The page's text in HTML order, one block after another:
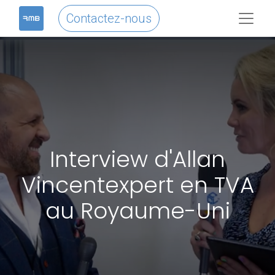
Contactez-nous
Interview d'Allan
Vincentexpert en TVA
au Royaume-Uni